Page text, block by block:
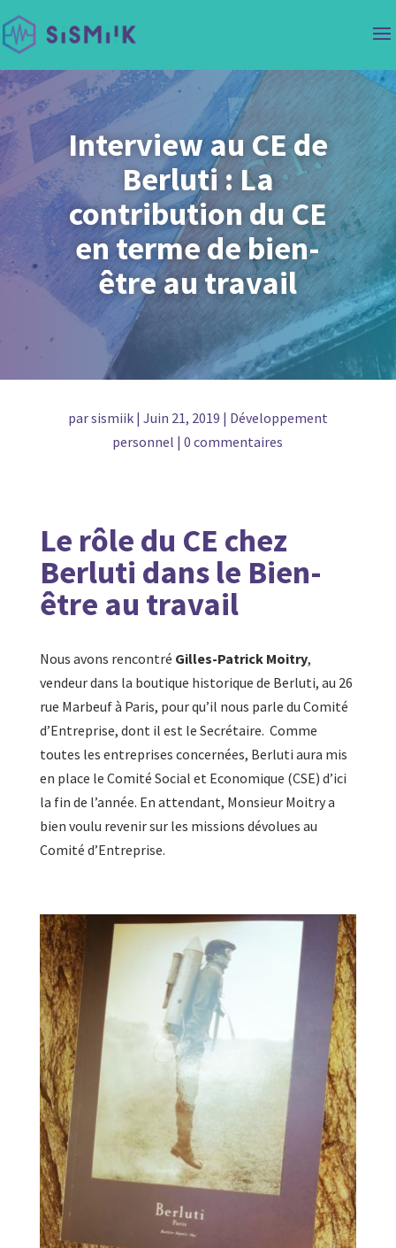
Interview au CE de
Berluti : La
contribution du CE
en terme de bien-
être au travail
parsismiik| Juin 21, 2019 | Développement
personnel |0 commentaires
Le rôle du CE chez
Berluti dans le Bien-
être au travail
Nous avons rencontré Gilles-Patrick Moitry,
vendeur dans la boutique historique de Berluti, au 26
rue Marbeuf à Paris, pour qu’il nous parle du Comité
d’Entreprise, dont il est le Secrétaire. Comme
toutes les entreprises concernées, Berluti aura mis
en place le Comité Social et Economique (CSE) d’ici
la fin de l’année. En attendant, Monsieur Moitry a
bien voulu revenir sur les missions dévolues au
Comité d’Entreprise.